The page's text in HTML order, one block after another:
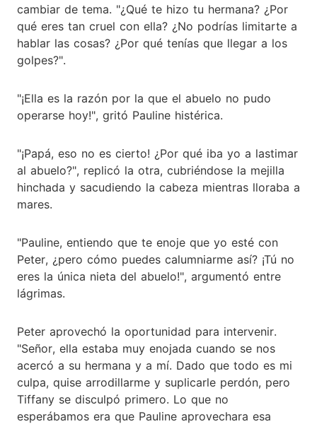
cambiar de tema. "¿Qué te hizo tu hermana? ¿Por
qué eres tan cruel con ella? ¿No podrías limitarte a
hablar las cosas? ¿Por qué tenías que llegar a los
golpes?".
"¡Ella es la razón por la que el abuelo no pudo
operarse hoy!", gritó Pauline histérica.
"¡Papá, eso no es cierto! ¿Por qué iba yo a lastimar
al abuelo?", replicó la otra, cubriéndose la mejilla
hinchada y sacudiendo la cabeza mientras lloraba a
mares.
"Pauline, entiendo que te enoje que yo esté con
Peter, ¿pero cómo puedes calumniarme así? ¡Tú no
eres la única nieta del abuelo!", argumentó entre
lágrimas.
Peter aprovechó la oportunidad para intervenir.
"Señor, ella estaba muy enojada cuando se nos
acercó a su hermana y a mí. Dado que todo es mi
culpa, quise arrodillarme y suplicarle perdón, pero
Tiffany se disculpó primero. Lo que no
esperábamos era que Pauline aprovechara esa